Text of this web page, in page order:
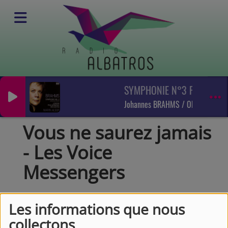
Les informations que nous
SYMPHONIE N°3 FA MAJ
Johannes BRAHMS / ORCH
Vidéos Vous ne saurez jamais - Les Voice Messengers
Vous ne saurez jamais
- Les Voice
Messengers